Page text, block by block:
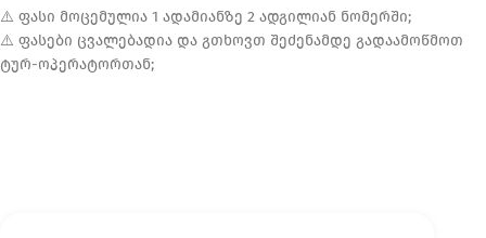
⚠️ ფასი მოცემულია 1 ადამიანზე 2 ადგილიან ნომერში;
⚠️ ფასები ცვალებადია და გთხოვთ შეძენამდე გადაამოწმოთ
ტურ-ოპერატორთან;